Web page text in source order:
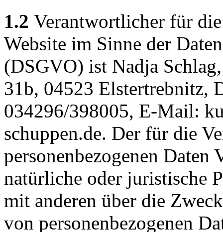
1.2 Verantwortlicher für
Website im Sinne der
(DSGVO) ist Nadja
31b, 04523 Elstertrebnitz,
034296/398005, E-Mail:
schuppen.de. Der für die
personenbezogenen
natürliche oder juristische
mit anderen über die
von personenbezogenen